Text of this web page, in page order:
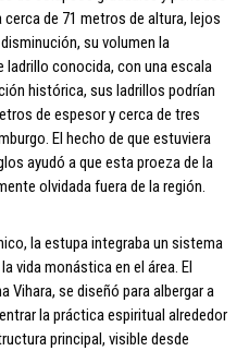
de 71 metros de altura, lejos
su volumen la
ladrillo conocida, con una escala
histórica, sus ladrillos podrían
de espesor y cerca de tres
El hecho de que estuviera
ayudó a que esta proeza de la
olvidada fuera de la región.
la estupa integraba un sistema
vida monástica en el área. El
se diseñó para albergar a
la práctica espiritual alrededor
principal, visible desde